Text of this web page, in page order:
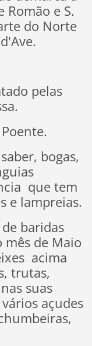
Romão e S.
do Norte
pelas
bogas,
que tem
e lampreias.
baridas
mês de Maio
acima
trutas,
suas
açudes